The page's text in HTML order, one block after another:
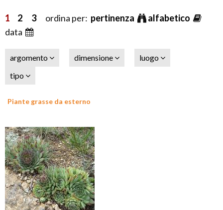
1 2 3ordina per: pertinenza
alfabetico
data
argomento dimensione
luogo
tipo
Piante grasse da esterno